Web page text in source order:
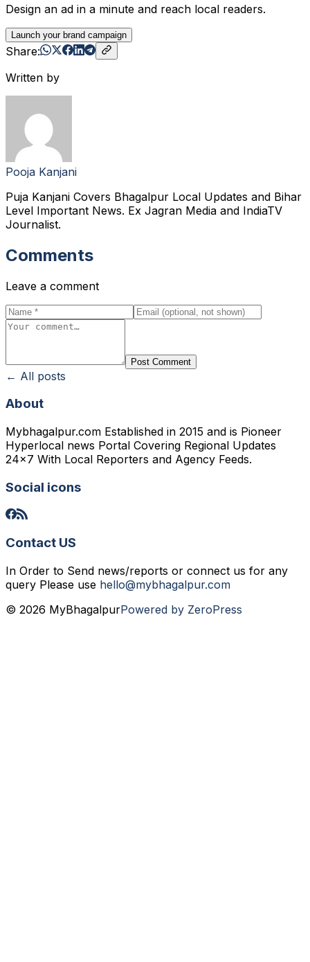
Design an ad in a minute and reach local readers.
Launch your brand campaign
Share:
Written by
Pooja Kanjani
Puja Kanjani Covers Bhagalpur Local Updates and Bihar
Level Important News. Ex Jagran Media and IndiaTV
Journalist.
Comments
Leave a comment
Post Comment
← All posts
About
Mybhagalpur.com Established in 2015 and is Pioneer
Hyperlocal news Portal Covering Regional Updates
24x7 With Local Reporters and Agency Feeds.
Social icons
Contact US
In Order to Send news/reports or connect us for any
query Please use hello@mybhagalpur.com
© 2026 MyBhagalpurPowered by ZeroPress